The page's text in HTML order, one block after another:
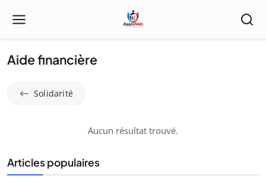
Aide financière
Solidarité
Aucun résultat trouvé.
Articles populaires